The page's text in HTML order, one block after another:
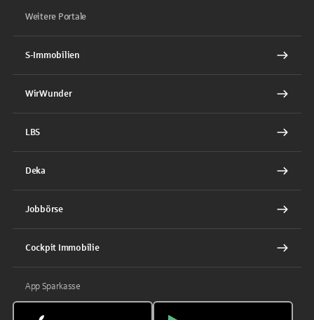
Weitere Portale
S-Immobilien
WirWunder
LBS
Deka
Jobbörse
Cockpit Immobilie
App Sparkasse